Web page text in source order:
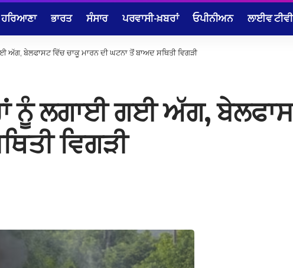
ਹਰਿਆਣਾ ਭਾਰਤ ਸੰਸਾਰ ਪਰਵਾਸੀ-ਖ਼ਬਰਾਂ ਓਪੀਨੀਅਨ ਲਾਈਵ ਟੀਵੀ
ਬੇਲਫਾਸਟ ਵਿੱਚ ਚਾਕੂ ਮਾਰਨ ਦੀ ਘਟਨਾ ਤੋਂ ਬਾਅਦ ਸਥਿਤੀ ਵਿਗੜੀ
ਨੂੰ ਲਗਾਈ ਗਈ ਅੱਗ,
ਵਿਗੜੀ